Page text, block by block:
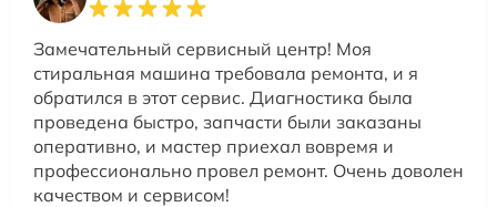
Замечательный сервисный центр! Моя
стиральная машина требовала ремонта, и я
обратился в этот сервис. Диагностика была
проведена быстро, запчасти были заказаны
оперативно, и мастер приехал вовремя и
профессионально провел ремонт. Очень доволен
качеством и сервисом!